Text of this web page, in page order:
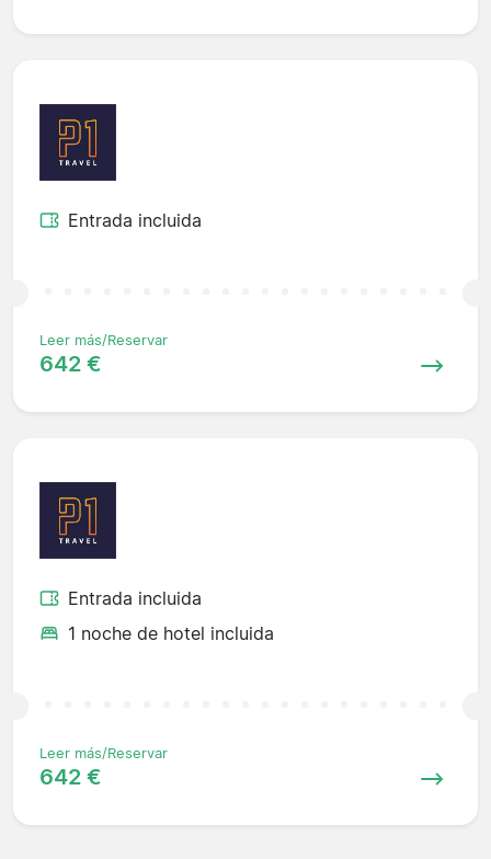
Entrada incluida
Leer más/Reservar
642 €
Entrada incluida
1 noche de hotel incluida
Leer más/Reservar
642 €